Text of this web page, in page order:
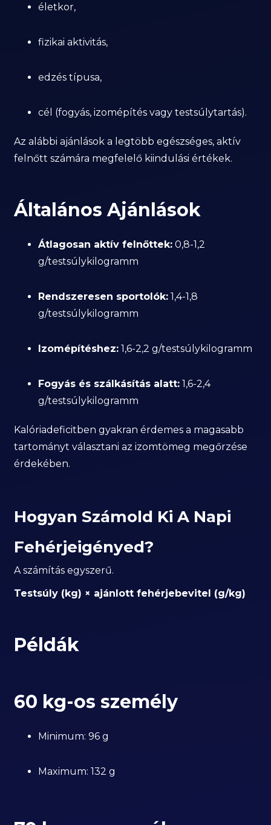
életkor,
fizikai aktivitás,
edzés típusa,
cél (fogyás, izomépítés vagy testsúlytartás).
Az alábbi ajánlások a legtöbb egészséges, aktív
felnőtt számára megfelelő kiindulási értékek.
Általános Ajánlások
Átlagosan aktív felnőttek: 0,8-1,2
g/testsúlykilogramm
Rendszeresen sportolók: 1,4-1,8
g/testsúlykilogramm
Izomépítéshez: 1,6-2,2 g/testsúlykilogramm
Fogyás és szálkásítás alatt: 1,6-2,4
g/testsúlykilogramm
Kalóriadeficitben gyakran érdemes a magasabb
tartományt választani az izomtömeg megőrzése
érdekében.
Hogyan Számold Ki A Napi
Fehérjeigényed?
A számítás egyszerű.
Testsúly (kg) × ajánlott fehérjebevitel (g/kg)
Példák
60 kg-os személy
Minimum: 96 g
Maximum: 132 g